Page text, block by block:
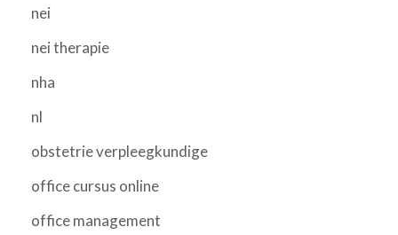
nei
nei therapie
nha
nl
obstetrie verpleegkundige
office cursus online
office management